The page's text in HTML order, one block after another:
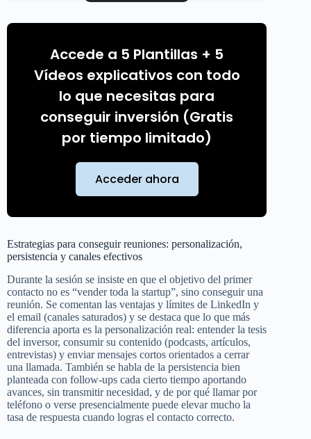
Accede a 5 Plantillas + 5
Vídeos explicativos con todo
lo que necesitas para
conseguir inversión (Gratis
por tiempo limitado)
Acceder ahora
Estrategias para conseguir reuniones: personalización,
persistencia y canales efectivos
Durante la sesión se insiste en que el objetivo del primer
contacto no es “vender toda la startup”, sino conseguir una
reunión. Se comentan las ventajas y límites de LinkedIn y
el email (canales saturados) y se destaca que lo que más
diferencia aporta es la personalización real: entender la tesis
del inversor, consumir su contenido (podcasts, artículos,
entrevistas) y enviar mensajes cortos orientados a cerrar
una llamada. También se habla de la persistencia bien
planteada con follow-ups cada cierto tiempo aportando
avances, sin transmitir necesidad, y de por qué llamar por
teléfono o verse presencialmente puede elevar mucho la
tasa de respuesta cuando logras el contacto correcto.